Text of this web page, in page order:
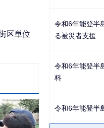
区単位
令和6年能登
る被災者支援
令和6年能登半
料
令和6年能登